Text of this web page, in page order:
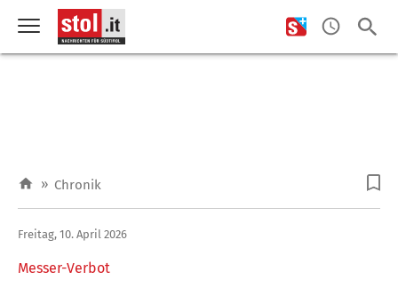
» Chronik
Messer-Verbot
Freitag, 10. April 2026